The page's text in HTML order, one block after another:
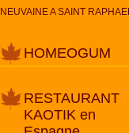
NEUVAINE A SAINT
HOMEOGUM
RESTAURANT
KAOTIK en